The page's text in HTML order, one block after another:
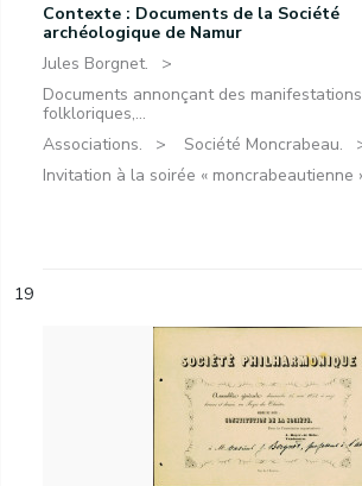
Contexte : Documents de la Société
archéologique de Namur
Jules Borgnet.
Documents annonçant des manifestations
folkloriques,...
Associations.
Société Moncrabeau.
Invitation à la soirée « moncrabeautienne
19